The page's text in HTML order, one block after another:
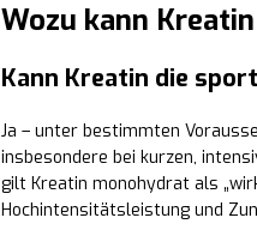
Wozu kann
Kann Kreatin die
Ja – unter bestimmten
insbesondere bei kurzen,
gilt Kreatin monohydrat als
Hochintensitäts­leistung und